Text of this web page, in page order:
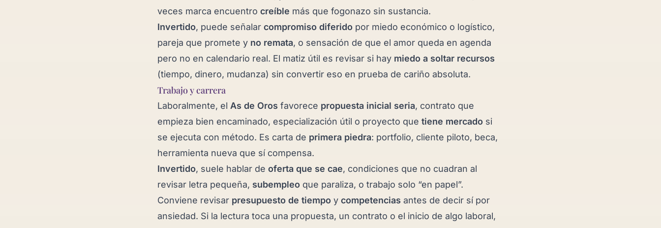
veces marca encuentro creíble más que fogonazo sin sustancia.
Invertido, puede señalar compromiso diferido por miedo económico o logístico,
pareja que promete y no remata, o sensación de que el amor queda en agenda
pero no en calendario real. El matiz útil es revisar si hay miedo a soltar recursos
(tiempo, dinero, mudanza) sin convertir eso en prueba de cariño absoluta.
Trabajo y carrera
Laboralmente, el As de Oros favorece propuesta inicial seria, contrato que
empieza bien encaminado, especialización útil o proyecto que tiene mercado si
se ejecuta con método. Es carta de primera piedra: portfolio, cliente piloto, beca,
herramienta nueva que sí compensa.
Invertido, suele hablar de oferta que se cae, condiciones que no cuadran al
revisar letra pequeña, subempleo que paraliza, o trabajo solo “en papel”.
Conviene revisar presupuesto de tiempo y competencias antes de decir sí por
ansiedad. Si la lectura toca una propuesta, un contrato o el inicio de algo laboral,